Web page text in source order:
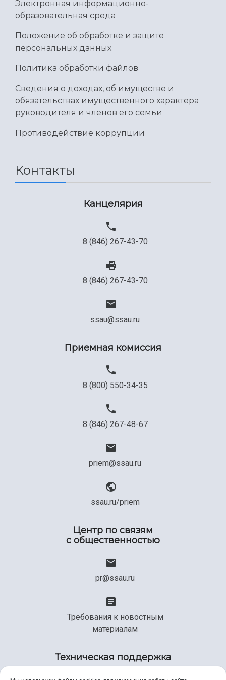
Умный дом бабочек
Международный межвузовский кампус
Сведения об образовательной организации
Электронная информационно-
образовательная среда
Положение об обработке и защите
персональных данных
Политика обработки файлов
Сведения о доходах, об имуществе и
обязательствах имущественного характера
руководителя и членов его семьи
Противодействие коррупции
Контакты
Канцелярия
8 (846) 267-43-70
8 (846) 267-43-70
ssau@ssau.ru
Приемная комиссия
8 (800) 550-34-35
8 (846) 267-48-67
priem@ssau.ru
ssau.ru/priem
Центр по связям
с общественностью
pr@ssau.ru
Требования к новостным
материалам
Техническая поддержка